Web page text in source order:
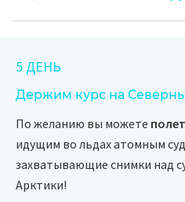
5 ДЕНЬ
Держим курс на
По желанию вы можете
идущим во льдах атомным
захватывающие снимки над
Арктики!